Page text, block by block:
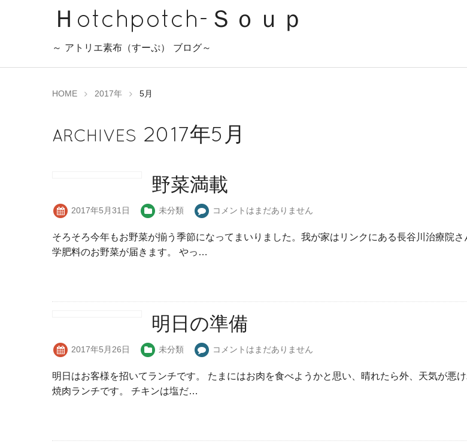
Ｈotchpotch-Ｓｏｕｐ
～ アトリエ素布（すーぷ） ブログ～
HOME 2017年 5月
ARCHIVES 2017年5月
野菜満載
2017年5月31日 未分類 コメントはまだありません
そろそろ今年もお野菜が揃う季節になってまいりました。我が家はリンクにある長谷川治療院
学肥料のお野菜が届きます。 やっ…
明日の準備
2017年5月26日 未分類 コメントはまだありません
明日はお客様を招いてランチです。 たまにはお肉を食べようかと思い、晴れたら外、天気が悪
焼肉ランチです。 チキンは塩だ…